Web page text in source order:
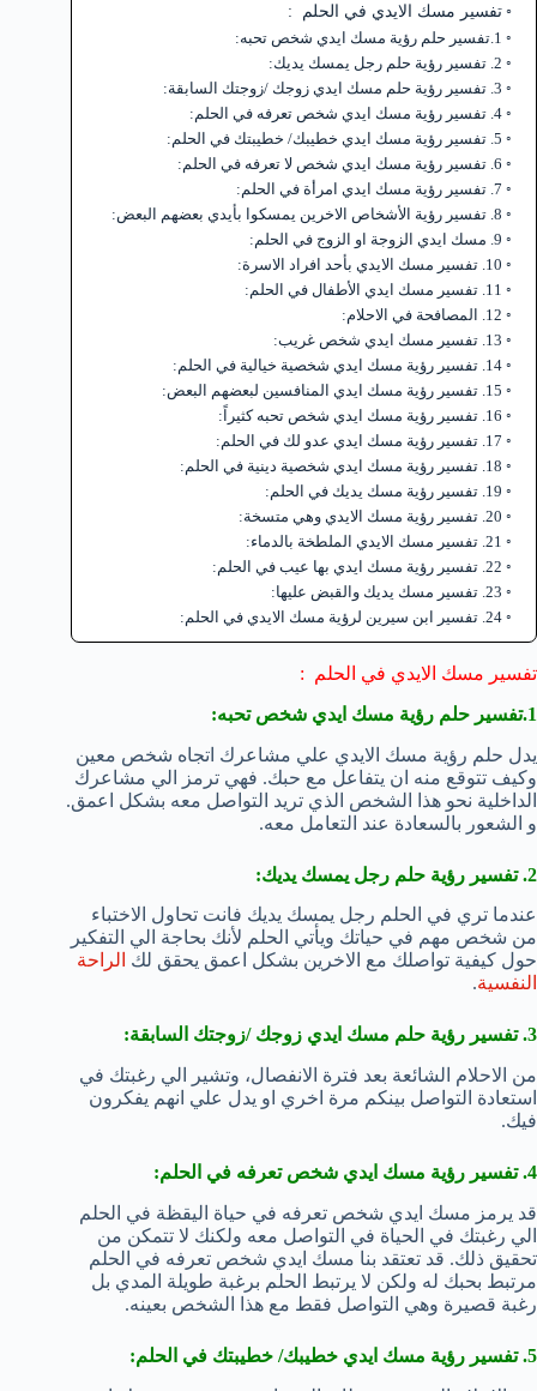
تفسير مسك الايدي في الحلم :
1.تفسير حلم رؤية مسك ايدي شخص تحبه:
2. تفسير رؤية حلم رجل يمسك يديك:
3. تفسير رؤية حلم مسك ايدي زوجك /زوجتك السابقة:
4. تفسير رؤية مسك ايدي شخص تعرفه في الحلم:
5. تفسير رؤية مسك ايدي خطيبك/ خطيبتك في الحلم:
6. تفسير رؤية مسك ايدي شخص لا تعرفه في الحلم:
7. تفسير رؤية مسك ايدي امرأة في الحلم:
8. تفسير رؤية الأشخاص الاخرين يمسكوا بأيدي بعضهم البعض:
9. مسك ايدي الزوجة او الزوج في الحلم:
10. تفسير مسك الايدي بأحد افراد الاسرة:
11. تفسير مسك ايدي الأطفال في الحلم:
12. المصافحة في الاحلام:
13. تفسير مسك ايدي شخص غريب:
14. تفسير رؤية مسك ايدي شخصية خيالية في الحلم:
15. تفسير رؤية مسك ايدي المنافسين لبعضهم البعض:
16. تفسير رؤية مسك ايدي شخص تحبه كثيراً:
17. تفسير رؤية مسك ايدي عدو لك في الحلم:
18. تفسير رؤية مسك ايدي شخصية دينية في الحلم:
19. تفسير رؤية مسك يديك في الحلم:
20. تفسير رؤية مسك الايدي وهي متسخة:
21. تفسير مسك الايدي الملطخة بالدماء:
22. تفسير رؤية مسك ايدي بها عيب في الحلم:
23. تفسير مسك يديك والقبض عليها:
24. تفسير ابن سيرين لرؤية مسك الايدي في الحلم:
تفسير مسك الايدي في الحلم :
1.تفسير حلم رؤية مسك ايدي شخص تحبه:
يدل حلم رؤية مسك الايدي علي مشاعرك اتجاه شخص معين
وكيف تتوقع منه ان يتفاعل مع حبك. فهي ترمز الي مشاعرك
الداخلية نحو هذا الشخص الذي تريد التواصل معه بشكل اعمق.
و الشعور بالسعادة عند التعامل معه.
2. تفسير رؤية حلم رجل يمسك يديك:
عندما تري في الحلم رجل يمسك يديك فانت تحاول الاختباء
من شخص مهم في حياتك ويأتي الحلم لأنك بحاجة الي التفكير
حول كيفية تواصلك مع الاخرين بشكل اعمق يحقق لك الراحة
النفسية.
3. تفسير رؤية حلم مسك ايدي زوجك /زوجتك السابقة:
من الاحلام الشائعة بعد فترة الانفصال، وتشير الي رغبتك في
استعادة التواصل بينكم مرة اخري او يدل علي انهم يفكرون
فيك.
4. تفسير رؤية مسك ايدي شخص تعرفه في الحلم:
قد يرمز مسك ايدي شخص تعرفه في حياة اليقظة في الحلم
الي رغبتك في الحياة في التواصل معه ولكنك لا تتمكن من
تحقيق ذلك. قد تعتقد بنا مسك ايدي شخص تعرفه في الحلم
مرتبط بحبك له ولكن لا يرتبط الحلم برغبة طويلة المدي بل
رغبة قصيرة وهي التواصل فقط مع هذا الشخص بعينه.
5. تفسير رؤية مسك ايدي خطيبك/ خطيبتك في الحلم: